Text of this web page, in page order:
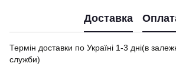
Доставка
Термін доставки по Україні 1-3 дні(в
служби)